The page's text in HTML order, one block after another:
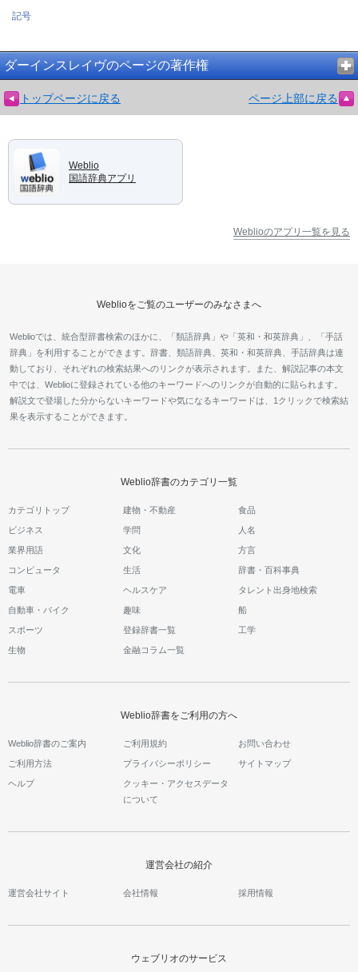
記号
ダーインスレイヴのページの著作権
トップページに戻る ページ上部に戻る
Weblio
国語辞典アプリ
Weblioのアプリ一覧を見る
Weblioをご覧のユーザーのみなさまへ
Weblioでは、統合型辞書検索のほかに、「類語辞典」や「英和・和英辞典」、「手話
辞典」を利用することができます。辞書、類語辞典、英和・和英辞典、手話辞典は連
動しており、それぞれの検索結果へのリンクが表示されます。また、解説記事の本文
中では、Weblioに登録されている他のキーワードへのリンクが自動的に貼られます。
解説文で登場した分からないキーワードや気になるキーワードは、1クリックで検索結
果を表示することができます。
Weblio辞書のカテゴリ一覧
カテゴリトップ 建物・不動産 食品
ビジネス 学問 人名
業界用語 文化 方言
コンピュータ 生活 辞書・百科事典
電車 ヘルスケア タレント出身地検索
自動車・バイク 趣味 船
スポーツ 登録辞書一覧 工学
生物 金融コラム一覧
Weblio辞書をご利用の方へ
Weblio辞書のご案内 ご利用規約 お問い合わせ
ご利用方法 プライバシーポリシー サイトマップ
ヘルプ
クッキー・アクセスデータ
について
運営会社の紹介
運営会社サイト 会社情報 採用情報
ウェブリオのサービス